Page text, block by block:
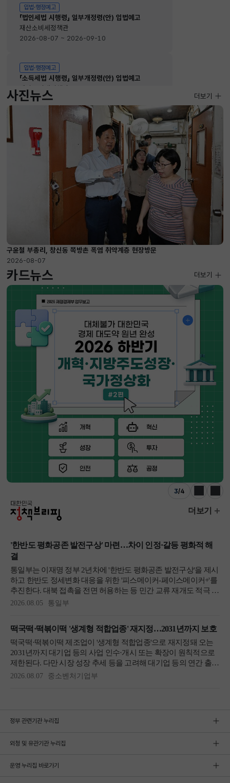
입법·행정예고
「법인세법 시행령」 일부개정령(안) 입법예고
재산소비세정책관
2026-08-07 ~ 2026-09-10
입법·행정예고
「소득세법 시행령」 일부개정령(안) 입법예고
재산소비세정책관
2026-08-07 ~ 2026-09-10
사진뉴스
구윤철 부총리, 창신동 쪽방촌 폭염 취약계층 현장방문
2026-08-07
사진뉴스
더보기
카드뉴스
3/4
이전 다음
더보기
정부 관련기관 누리집
외청 및 유관기관 누리집
운영 누리집 바로가기